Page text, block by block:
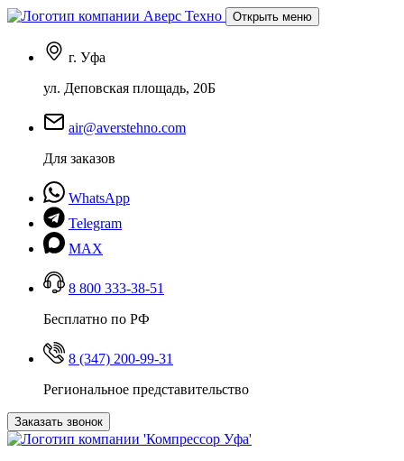
Открыть меню
г. Уфа
ул. Деповская площадь, 20Б
air@averstehno.com
Для заказов
WhatsApp
Telegram
MAX
8 800 333-38-51
Бесплатно по РФ
8 (347) 200-99-31
Региональное представительство
Заказать звонок